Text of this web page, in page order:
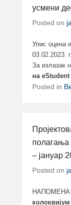
усмени
Posted on
Упис оцена
03.02.2023.
За излазак
на
Posted in
полагања
– јануар
Posted on
НАПОМЕНА:
колоквијум